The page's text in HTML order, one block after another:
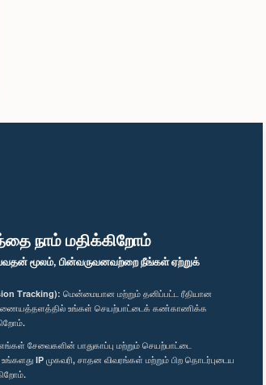
நாம் மதிக்கிறோம்
மூலம், பின்வருவனவற்றை நீங்கள் ஏற்றுக்
Tracking): மென்மையான மற்றும் தனிப்பட்ட ரீதியான
உங்கள் செயற்பாட்டைக் கண்காணிக்க
எங்கள் சேவைகளின் பாதுகாப்பு மற்றும் செயற்பாட்டை
உங்களது IP முகவரி, சாதன விவரங்கள் மற்றும் பிற தொடர்புடைய